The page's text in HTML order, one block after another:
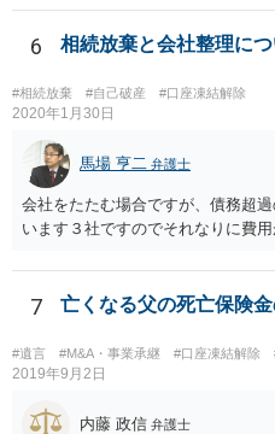
6 相続放棄と会社整理に
#相続放棄 #自己破産 #口座凍結解除
2020年1月30日
馬場 亨二 弁護士
会社をたたむ場合ですが、債務超
います３社ですのでそれなりに費
7 亡くなる父の死亡保険
#遺言 #M&A・事業承継 #口座凍結解除
2019年9月2日
内藤 政信 弁護士